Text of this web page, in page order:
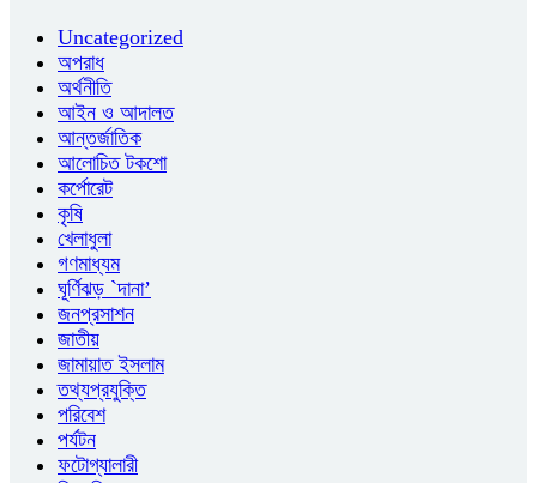
Uncategorized
অপরাধ
অর্থনীতি
আইন ও আদালত
আন্তর্জাতিক
আলোচিত টকশো
কর্পোরেট
কৃষি
খেলাধুলা
গণমাধ্যম
ঘূর্ণিঝড় `দানা’
জনপ্রসাশন
জাতীয়
জামায়াত ইসলাম
তথ্যপ্রযুক্তি
পরিবেশ
পর্যটন
ফটোগ্যালারী